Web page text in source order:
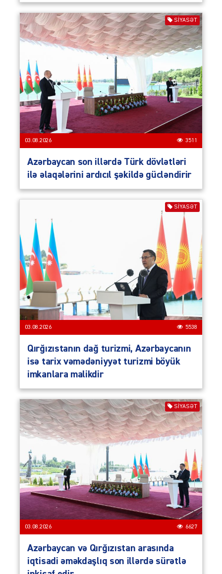
SIYASƏT
03.08.2026 3511
Azərbaycan son illərdə Türk dövlətləri
ilə əlaqələrini ardıcıl şəkildə gücləndirir
SIYASƏT
03.08.2026 5538
Qırğızıstanın dağ turizmi, Azərbaycanın
isə tarix vəmədəniyyət turizmi böyük
imkanlara malikdir
SIYASƏT
03.08.2026 6627
Azərbaycan və Qırğızıstan arasında
iqtisadi əməkdaşlıq son illərdə sürətlə